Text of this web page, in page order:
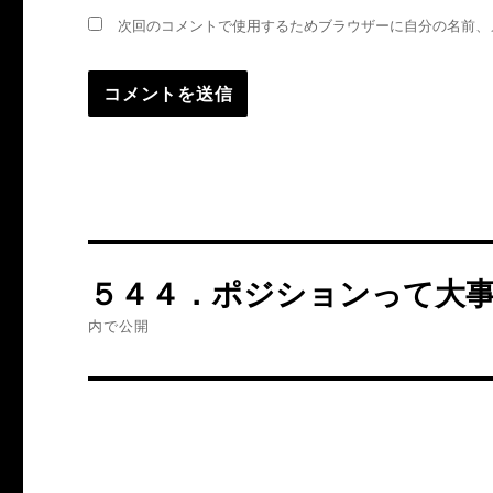
次回のコメントで使用するためブラウザーに自分の名前
稿
５４４．ポジションって大
内で公開